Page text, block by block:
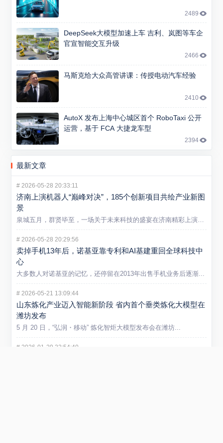
2489
DeepSeek大模型加速上车 吉利、岚图等车企
官宣智能交互升级
2466
马斯克给大众高管讲课：传授电动汽车经验
2410
AutoX 发布上海中心城区首个 RoboTaxi 公开
运营，基于 FCA 大捷龙车型
2394
最新文章
# 2026-05-28 20:33:11
济南上演机器人“巅峰对决”，185个创新项目共绘产业新图
景
# 2026-05-28 20:29:56
卖掉手机13年后，诺基亚靠专利和AI基建重回全球科技中
心
大多数人对诺基亚的记忆，还停留在2013年出售手机业务后逐渐...
# 2026-05-21 13:09:44
山东炼化产业迈入智能新阶段 省内首个垂类炼化大模型在
潍坊发布
5 月 20 日，“弘润・移动” 炼化智炬大模型发布会在潍坊...
# 2026-01-29 22:54:40